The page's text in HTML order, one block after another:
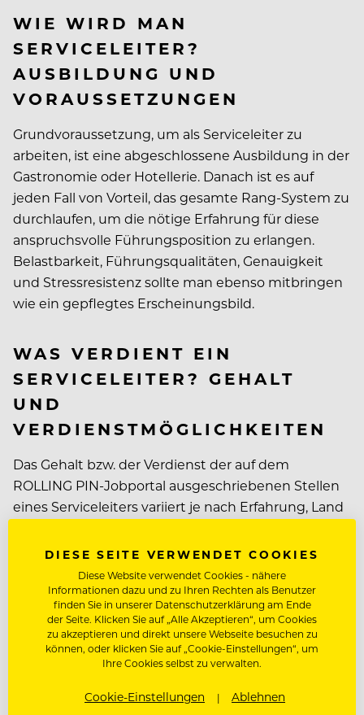
WIE WIRD MAN
SERVICELEITER?
AUSBILDUNG UND
VORAUSSETZUNGEN
Grundvoraussetzung, um als Serviceleiter zu
arbeiten, ist eine abgeschlossene Ausbildung in der
Gastronomie oder Hotellerie. Danach ist es auf
jeden Fall von Vorteil, das gesamte Rang-System zu
durchlaufen, um die nötige Erfahrung für diese
anspruchsvolle Führungsposition zu erlangen.
Belastbarkeit, Führungsqualitäten, Genauigkeit
und Stressresistenz sollte man ebenso mitbringen
wie ein gepflegtes Erscheinungsbild.
WAS VERDIENT EIN
SERVICELEITER? GEHALT
UND
VERDIENSTMÖGLICHKEITEN
Das Gehalt bzw. der Verdienst der auf dem
ROLLING PIN-Jobportal ausgeschriebenen Stellen
eines Serviceleiters variiert je nach Erfahrung, Land
Serviceleiter zwischen 1449 und 3130 Euro brutto
WO ARBEITET EIN
SERVICELEITER? JOBS UND
STELLENANGEBOTE
Vor allem in der gehobenen Gastronomie und
DIESE SEITE VERWENDET COOKIES
Diese Website verwendet Cookies - nähere
Informationen dazu und zu Ihren Rechten als Benutzer
finden Sie in unserer Datenschutzerklärung am Ende
der Seite. Klicken Sie auf „Alle Akzeptieren“, um Cookies
zu akzeptieren und direkt unsere Webseite besuchen zu
können, oder klicken Sie auf „Cookie-Einstellungen“, um
Ihre Cookies selbst zu verwalten.
Cookie-Einstellungen Ablehnen